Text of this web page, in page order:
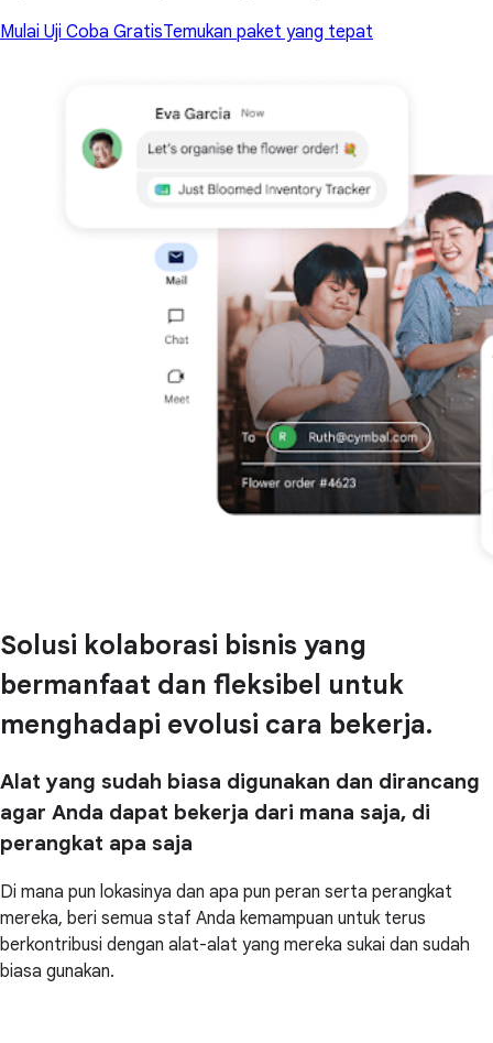
Mulai Uji Coba GratisTemukan paket yang tepat
Solusi kolaborasi bisnis yang
bermanfaat dan fleksibel untuk
menghadapi evolusi cara bekerja.
Alat yang sudah biasa digunakan dan dirancang
agar Anda dapat bekerja dari mana saja, di
perangkat apa saja
Di mana pun lokasinya dan apa pun peran serta perangkat
mereka, beri semua staf Anda kemampuan untuk terus
berkontribusi dengan alat-alat yang mereka sukai dan sudah
biasa gunakan.